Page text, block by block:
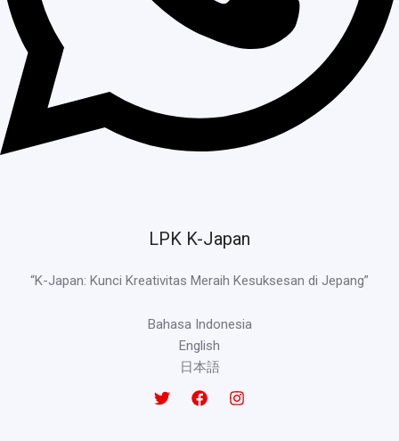
LPK K-Japan
“K-Japan: Kunci Kreativitas Meraih Kesuksesan di Jepang”
Bahasa Indonesia
English
日本語